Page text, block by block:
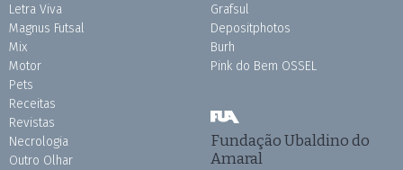
Letra Viva
Magnus Futsal
Mix
Motor
Pets
Receitas
Revistas
Necrologia
Outro Olhar
Grafsul
Depositphotos
Burh
Pink do Bem OSSEL
Fundação Ubaldino do
Amaral